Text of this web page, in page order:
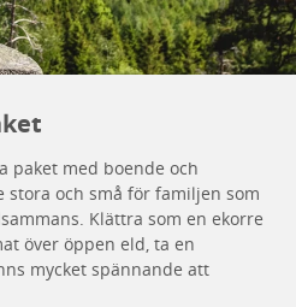
paket med boende och
stora och små för familjen som
Klättra som en ekorre
över öppen eld, ta en
mycket spännande att